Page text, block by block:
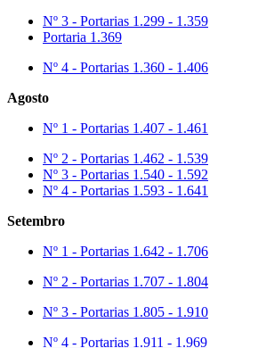
Nº 3 - Portarias 1.299 - 1.359
Portaria 1.369
Nº 4 - Portarias 1.360 - 1.406
Agosto
Nº 1 - Portarias 1.407 - 1.461
Nº 2 - Portarias 1.462 - 1.539
Nº 3 - Portarias 1.540 - 1.592
Nº 4 - Portarias 1.593 - 1.641
Setembro
Nº 1 - Portarias 1.642 - 1.706
Nº 2 - Portarias 1.707 - 1.804
Nº 3 - Portarias 1.805 - 1.910
Nº 4 - Portarias 1.911 - 1.969